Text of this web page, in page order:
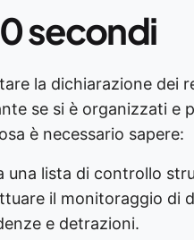
secondi
la dichiarazione dei
se si è organizzati e
è necessario sapere:
una lista di controllo
il monitoraggio di
e detrazioni.